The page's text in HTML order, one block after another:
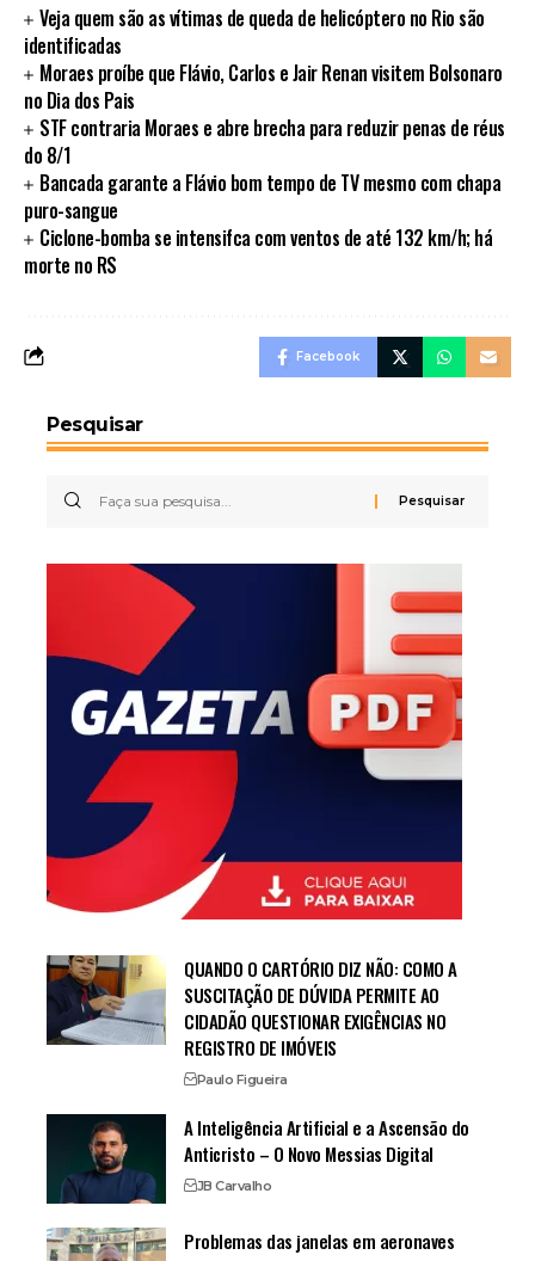
Veja quem são as vítimas de queda de helicóptero no Rio são
identificadas
Moraes proíbe que Flávio, Carlos e Jair Renan visitem Bolsonaro
no Dia dos Pais
STF contraria Moraes e abre brecha para reduzir penas de réus
do 8/1
Bancada garante a Flávio bom tempo de TV mesmo com chapa
puro-sangue
Ciclone-bomba se intensifca com ventos de até 132 km/h; há
morte no RS
Facebook
Pesquisar
QUANDO O CARTÓRIO DIZ NÃO: COMO A
SUSCITAÇÃO DE DÚVIDA PERMITE AO
CIDADÃO QUESTIONAR EXIGÊNCIAS NO
REGISTRO DE IMÓVEIS
Paulo Figueira
A Inteligência Artificial e a Ascensão do
Anticristo – O Novo Messias Digital
JB Carvalho
Problemas das janelas em aeronaves